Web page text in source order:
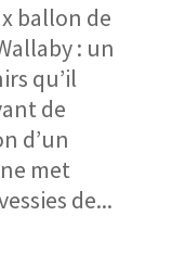
ballon de
: un
qu’il
de
d’un
met
de...